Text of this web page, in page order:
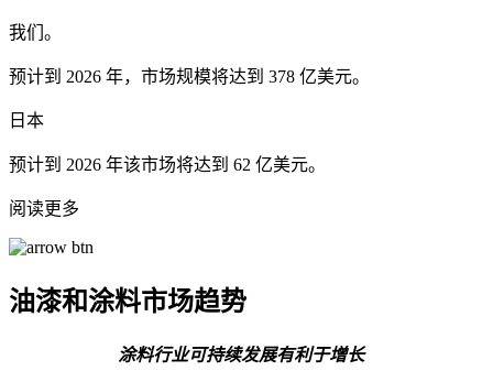
我们。
预计到 2026 年，市场规模将达到 378 亿美元。
日本
预计到 2026 年该市场将达到 62 亿美元。
阅读更多
油漆和涂料市场趋势
涂料行业可持续发展有利于增长